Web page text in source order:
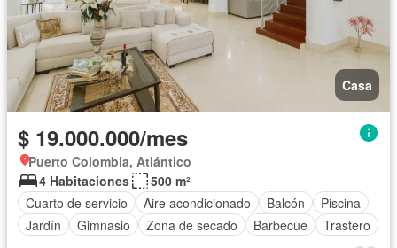
Casa
$ 19.000.000/mes
Puerto Colombia, Atlántico
4 Habitaciones
500 m²
Cuarto de servicio
Aire acondicionado Balcón
Piscina
Jardín
Gimnasio Zona de secado Barbecue Trastero